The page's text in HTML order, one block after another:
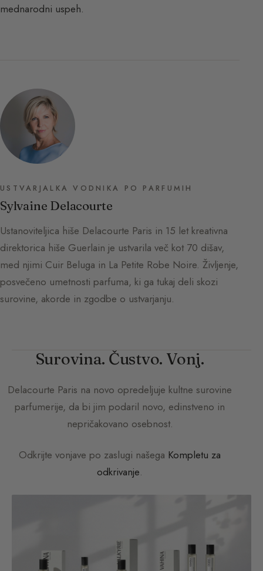
mednarodni uspeh.
USTVARJALKA VODNIKA PO PARFUMIH
Sylvaine Delacourte
Ustanoviteljica hiše Delacourte Paris in 15 let kreativna
direktorica hiše Guerlain je ustvarila več kot 70 dišav,
med njimi Cuir Beluga in La Petite Robe Noire. Življenje,
posvečeno umetnosti parfuma, ki ga tukaj deli skozi
surovine, akorde in zgodbe o ustvarjanju.
Surovina. Čustvo. Vonj.
Delacourte Paris na novo opredeljuje kultne surovine
parfumerije, da bi jim podaril novo, edinstveno in
nepričakovano osebnost.
Odkrijte vonjave po zaslugi našega Kompletu za
odkrivanje.